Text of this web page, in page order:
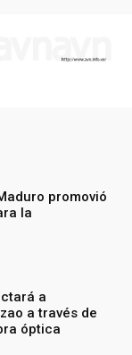
promovió
la
a
a través de
óptica